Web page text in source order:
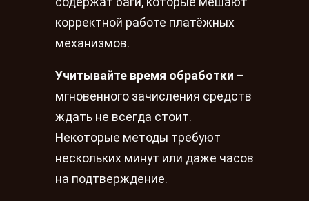
корректной работе платёжных
механизмов.
Учитывайте время обработки –
мгновенного зачисления средств
ждать не всегда стоит.
Некоторые методы требуют
нескольких минут или даже часов
на подтверждение.